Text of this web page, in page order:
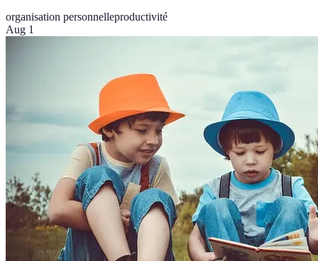
organisation personnelleproductivité
Aug 1